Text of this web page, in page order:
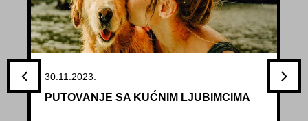
30.11.2023.
PUTOVANJE SA KUĆNIM LJUBIMCIMA